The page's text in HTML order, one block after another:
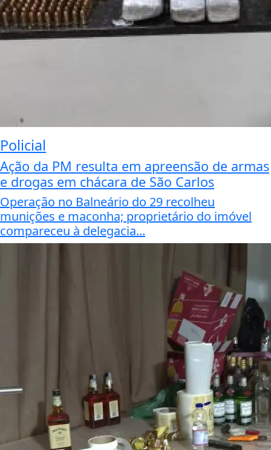
Policial
Ação da PM resulta em apreensão de armas
e drogas em chácara de São Carlos
Operação no Balneário do 29 recolheu
munições e maconha; proprietário do imóvel
compareceu à delegacia...